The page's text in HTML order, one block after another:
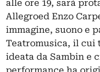
alle ore 19, sarà
Allegroed Enzo
immagine, suono e
Teatromusica, il cui
ideata da Sambin e